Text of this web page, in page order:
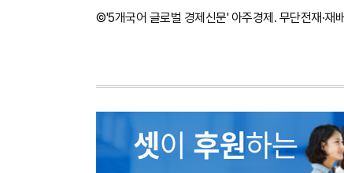
©'5개국어 글로벌 경제신문' 아주경제. 무단전재·재